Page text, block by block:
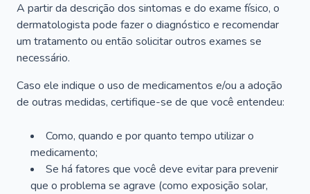
A partir da descrição dos sintomas e do exame físico, o
dermatologista pode fazer o diagnóstico e recomendar
um tratamento ou então solicitar outros exames se
necessário.
Caso ele indique o uso de medicamentos e/ou a adoção
de outras medidas, certifique-se de que você entendeu:
Como, quando e por quanto tempo utilizar o
medicamento;
Se há fatores que você deve evitar para prevenir
que o problema se agrave (como exposição solar,